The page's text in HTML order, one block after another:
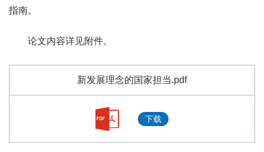
指南。
论文内容详见附件。
新发展理念的国家担当.pdf
下载